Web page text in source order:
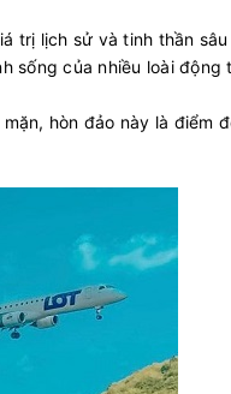
trị lịch sử và tinh thần sâu
sống của nhiều loài động
hòn đảo này là điểm